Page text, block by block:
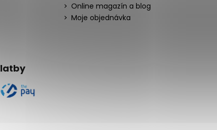
Online magazín a blog
Moje objednávka